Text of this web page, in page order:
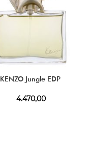
KENZO Jungle EDP
4.470,00